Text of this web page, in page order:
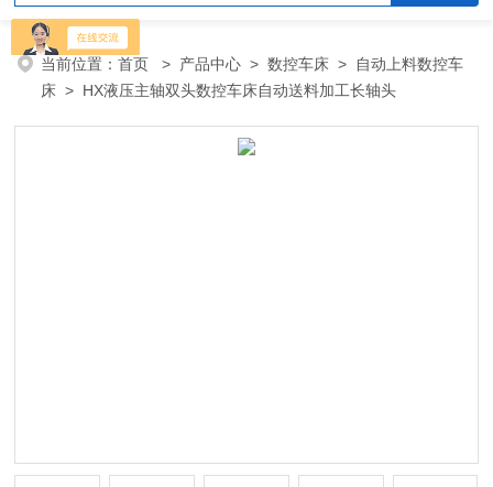
当前位置：首页 > 产品中心 >数控车床 > 自动上料数控车
床 > HX液压主轴双头数控车床自动送料加工长轴头